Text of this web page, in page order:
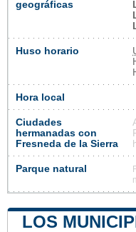
geográficas
Huso horario
Hora local
Ciudades
hermanadas con
Fresneda de la Sierra
Parque natural
LOS